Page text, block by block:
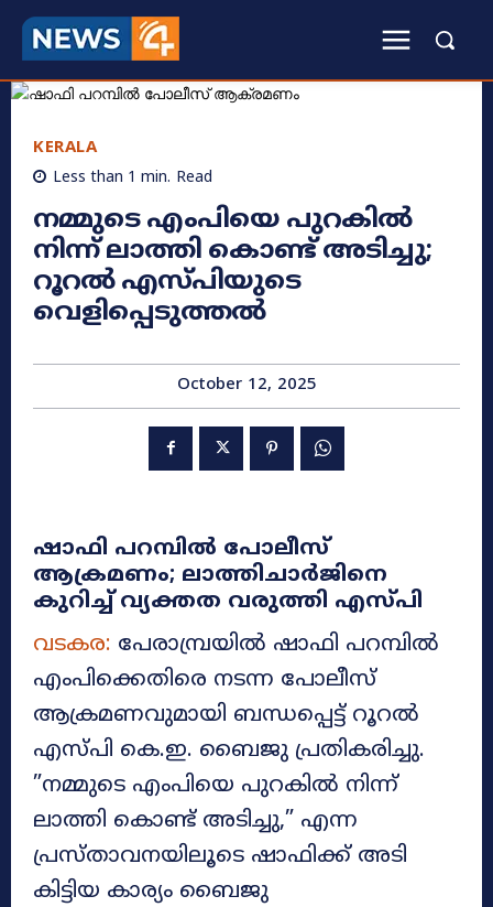
KERALA
Less than 1 min. Read
നമ്മുടെ എംപിയെ പുറകില്‍
നിന്ന് ലാത്തി കൊണ്ട് അടിച്ചു;
റൂറല്‍ എസ്പിയുടെ
വെളിപ്പെടുത്തൽ
October 12, 2025
ഷാഫി പറമ്പിൽ പോലീസ്
ആക്രമണം; ലാത്തിചാര്‍ജിനെ
കുറിച്ച് വ്യക്തത വരുത്തി എസ്പി
വടകര: പേരാമ്പ്രയില്‍ ഷാഫി പറമ്പില്‍
എംപിക്കെതിരെ നടന്ന പോലീസ്
ആക്രമണവുമായി ബന്ധപ്പെട്ട് റൂറല്‍
എസ്പി കെ.ഇ. ബൈജു പ്രതികരിച്ചു.
”നമ്മുടെ എംപിയെ പുറകില്‍ നിന്ന്
ലാത്തി കൊണ്ട് അടിച്ചു,” എന്ന
പ്രസ്താവനയിലൂടെ ഷാഫിക്ക് അടി
കിട്ടിയ കാര്യം ബൈജു